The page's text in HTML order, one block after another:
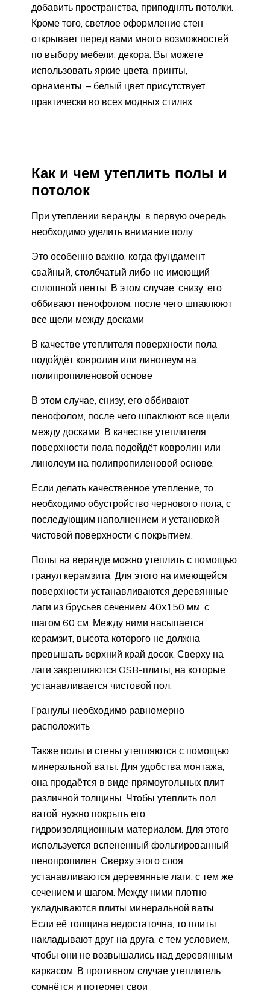
добавить пространства, приподнять потолки.
Кроме того, светлое оформление стен
открывает перед вами много возможностей
по выбору мебели, декора. Вы можете
использовать яркие цвета, принты,
орнаменты, – белый цвет присутствует
практически во всех модных стилях.
Как и чем утеплить полы и
потолок
При утеплении веранды, в первую очередь
необходимо уделить внимание полу
Это особенно важно, когда фундамент
свайный, столбчатый либо не имеющий
сплошной ленты. В этом случае, снизу, его
оббивают пенофолом, после чего шпаклюют
все щели между досками
В качестве утеплителя поверхности пола
подойдёт ковролин или линолеум на
полипропиленовой основе
В этом случае, снизу, его оббивают
пенофолом, после чего шпаклюют все щели
между досками. В качестве утеплителя
поверхности пола подойдёт ковролин или
линолеум на полипропиленовой основе.
Если делать качественное утепление, то
необходимо обустройство чернового пола, с
последующим наполнением и установкой
чистовой поверхности с покрытием.
Полы на веранде можно утеплить с помощью
гранул керамзита. Для этого на имеющейся
поверхности устанавливаются деревянные
лаги из брусьев сечением 40х150 мм, с
шагом 60 см. Между ними насыпается
керамзит, высота которого не должна
превышать верхний край досок. Сверху на
лаги закрепляются OSB-плиты, на которые
устанавливается чистовой пол.
Гранулы необходимо равномерно
расположить
Также полы и стены утепляются с помощью
минеральной ваты. Для удобства монтажа,
она продаётся в виде прямоугольных плит
различной толщины. Чтобы утеплить пол
ватой, нужно покрыть его
гидроизоляционным материалом. Для этого
используется вспененный фольгированный
пенопропилен. Сверху этого слоя
устанавливаются деревянные лаги, с тем же
сечением и шагом. Между ними плотно
укладываются плиты минеральной ваты.
Если её толщина недостаточна, то плиты
накладывают друг на друга, с тем условием,
чтобы они не возвышались над деревянным
каркасом. В противном случае утеплитель
сомнётся и потеряет свои